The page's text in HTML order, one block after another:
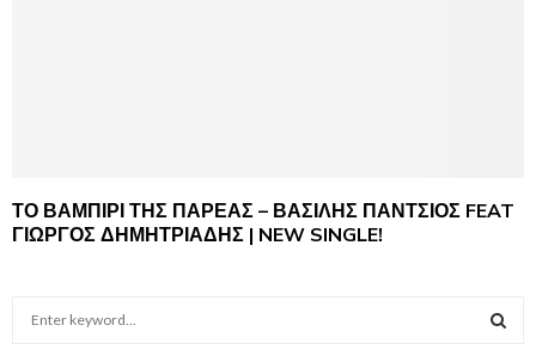
ΤΟ ΒΑΜΠΙΡΙ ΤΗΣ ΠΑΡΕΑΣ – ΒΑΣΙΛΗΣ ΠΑΝΤΣΙΟΣ FEAT
ΓΙΩΡΓΟΣ ΔΗΜΗΤΡΙΑΔΗΣ | NEW SINGLE!